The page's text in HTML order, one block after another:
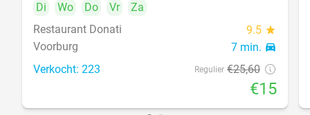
Di Wo Do Vr
Za
Restaurant Donati
9.5 star
Voorburg 7 min. directions_car
Verkocht: 223 Regulier €25,60
€15